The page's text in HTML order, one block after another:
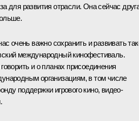
для развития отрасли. Она сейчас
очень важно сохранить и развивать
международный кинофестиваль.
и о планах присоединения
организациям, в том числе
поддержки игрового кино, видео-